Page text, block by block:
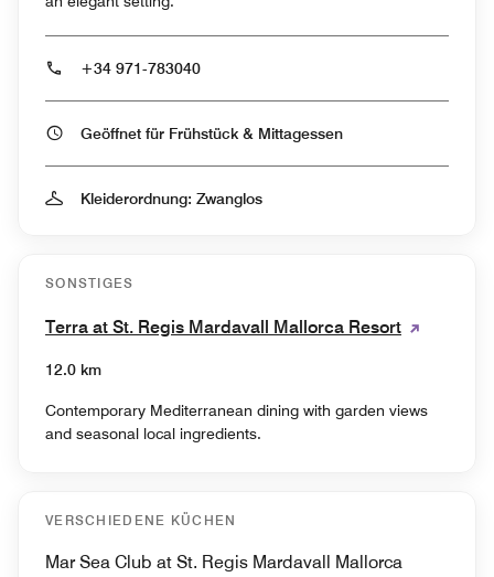
+34 971-783040
Geöffnet für Frühstück & Mittagessen
Kleiderordnung: Zwanglos
SONSTIGES
Terra at St. Regis Mardavall Mallorca Resort
12.0 km
Contemporary Mediterranean dining with garden views
and seasonal local ingredients.
VERSCHIEDENE KÜCHEN
Mar Sea Club at St. Regis Mardavall Mallorca